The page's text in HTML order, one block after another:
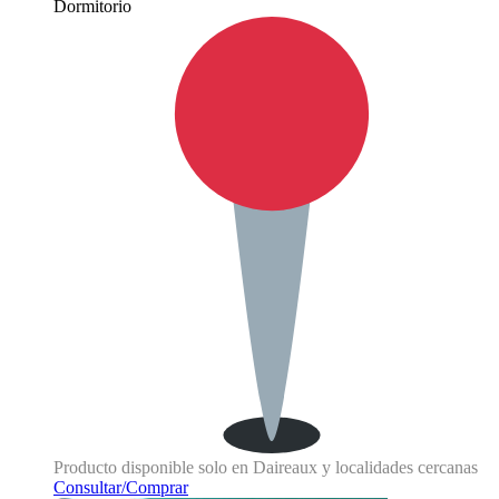
Dormitorio
Producto disponible solo en Daireaux y localidades cercanas
Consultar/Comprar